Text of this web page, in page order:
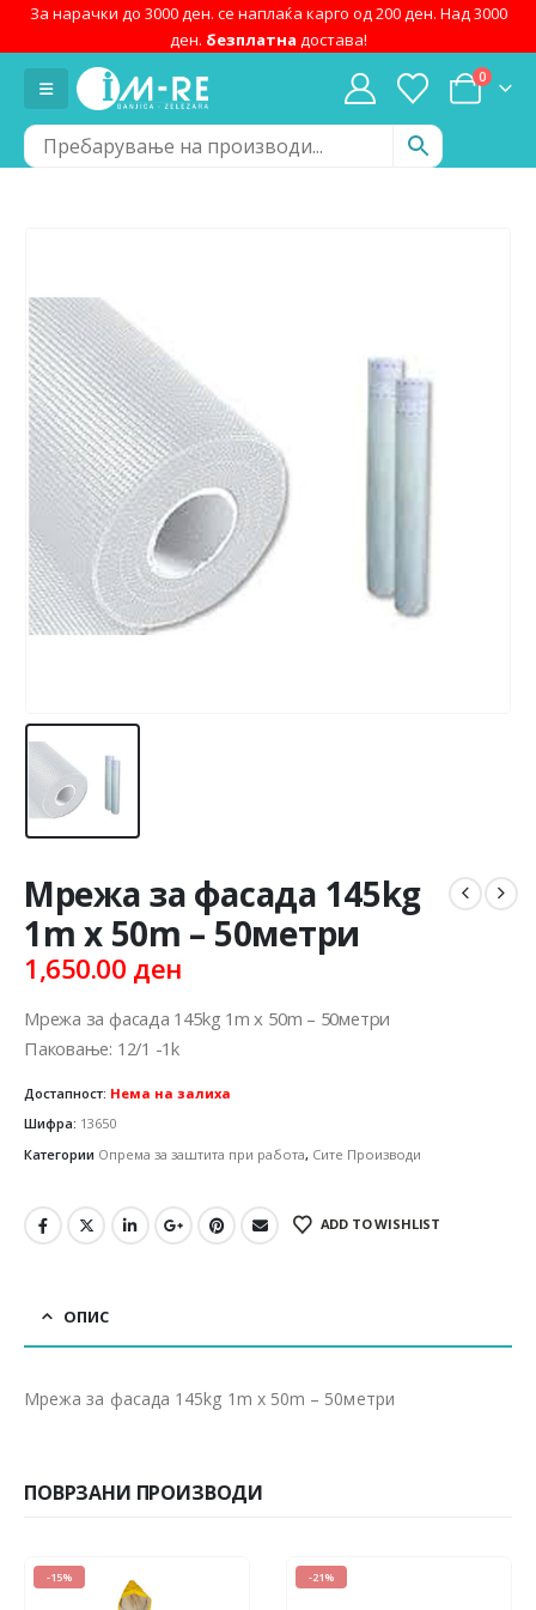
За нарачки до 3000 ден. се наплаќа карго од 200 ден. Над 3000
ден. безплатна достава!
0
Мрежа за фасада 145kg
1m x 50m – 50метри
1,650.00 ден
Мрежа за фасада 145kg 1m x 50m – 50метри
Паковање: 12/1 -1k
Достапност: Нема на залиха
Шифра: 13650
Категории Опрема за заштита при работа, Сите Производи
ADD TO WISHLIST
ОПИС
Мрежа за фасада 145kg 1m x 50m – 50метри
ПОВРЗАНИ ПРОИЗВОДИ
-15% -21%